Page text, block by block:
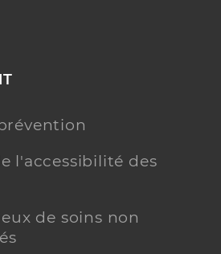
l'accessibilité des
de soins non